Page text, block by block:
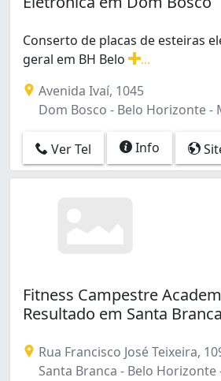
São José (6)
São João Batista (Venda Nova) (6)
São Paulo (2)
São Pedro (6)
São Salvador (3)
Teixeira Dias (Barreiro) (2)
Tirol (Barreiro) (5)
Vista Alegre (4)
Vitória (1)
Conserto de placas de esteiras
geral em BH Belo
Avenida Ivaí, 1045
Dom Bosco - Belo Horizonte -
Ver Tel Info
Fitness Campestre
Resultado em Santa Branca
Rua Francisco José Teixeira,
Santa Branca - Belo Horizonte